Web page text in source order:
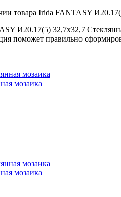
товара Irida FANTASY
И20.17(5) 32,7x32,7
поможет правильно
мозаика
мозаика